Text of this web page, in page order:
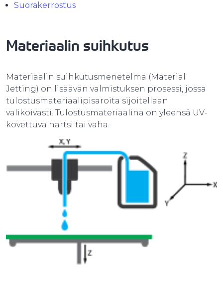
Suorakerrostus
Materiaalin suihkutus
Materiaalin suihkutusmenetelmä (Material
Jetting) on lisäävän valmistuksen prosessi, jossa
tulostusmateriaalipisaroita sijoitellaan
valikoivasti. Tulostusmateriaalina on yleensä UV-
kovettuva hartsi tai vaha.